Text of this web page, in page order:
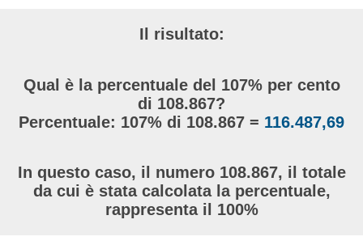
Il risultato:
Qual è la percentuale del 107% per cento
di 108.867?
Percentuale: 107% di 108.867 = 116.487,69
In questo caso, il numero 108.867, il totale
da cui è stata calcolata la percentuale,
rappresenta il 100%